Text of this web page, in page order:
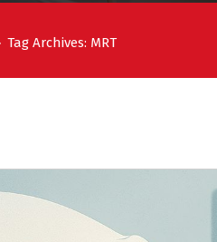
Tag Archives: MRT